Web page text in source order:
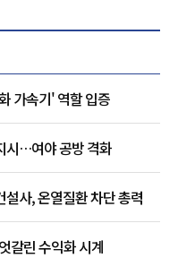
가속기' 역할 입증
시…여야 공방 격화
사, 온열질환 차단 총력
갈린 수익화 시계